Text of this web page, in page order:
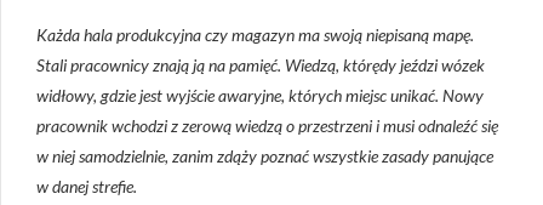
Każda hala produkcyjna czy magazyn ma swoją niepisaną mapę.
Stali pracownicy znają ją na pamięć. Wiedzą, którędy jeździ wózek
widłowy, gdzie jest wyjście awaryjne, których miejsc unikać. Nowy
pracownik wchodzi z zerową wiedzą o przestrzeni i musi odnaleźć się
w niej samodzielnie, zanim zdąży poznać wszystkie zasady panujące
w danej strefie.